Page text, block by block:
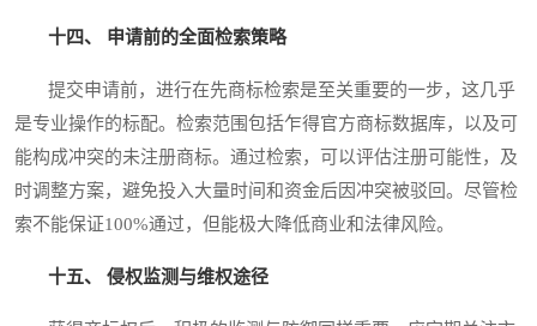
十四、 申请前的全面检索策略
提交申请前，进行在先商标检索是至关重要的一步，这几乎
是专业操作的标配。检索范围包括乍得官方商标数据库，以及可
能构成冲突的未注册商标。通过检索，可以评估注册可能性，及
时调整方案，避免投入大量时间和资金后因冲突被驳回。尽管检
索不能保证100%通过，但能极大降低商业和法律风险。
十五、 侵权监测与维权途径